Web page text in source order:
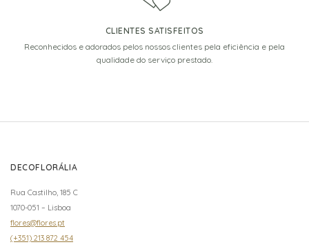
CLIENTES SATISFEITOS
Reconhecidos e adorados pelos nossos clientes pela eficiência e pela
qualidade do serviço prestado.
DECOFLORÁLIA
Rua Castilho, 185 C
1070-051 – Lisboa
flores@flores.pt
(+351) 213 872 454